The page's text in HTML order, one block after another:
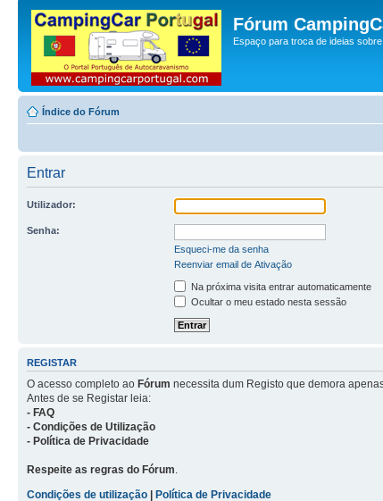
Fórum
Espaço para troca de ideias
Índice do Fórum
Entrar
Utilizador:
Senha:
Esqueci-me da senha
Reenviar email de Ativação
Na próxima visita entrar automaticamente
Ocultar o meu estado nesta sessão
REGISTAR
O acesso completo ao Fórum necessita dum Registo que demora
Antes de se Registar leia:
- FAQ
- Condições de Utilização
- Política de Privacidade
Respeite as regras do Fórum
Condições de utilização | Política de Privacidade